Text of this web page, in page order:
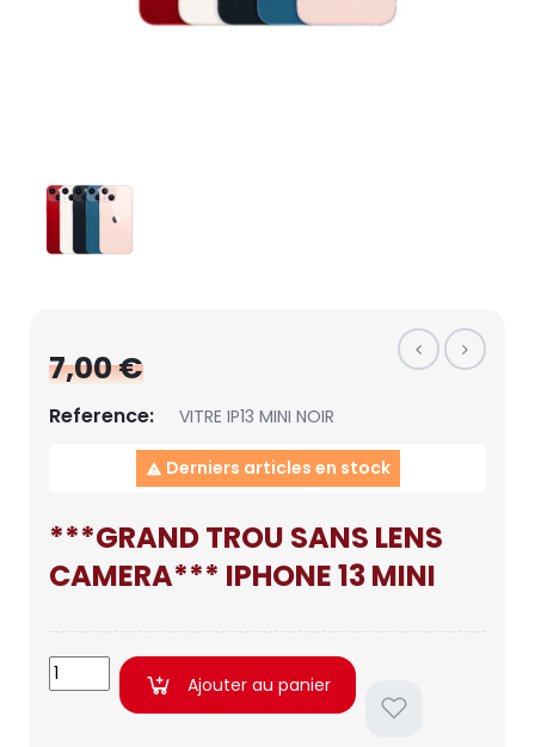
7,00 €
Reference: VITRE IP13 MINI NOIR
 Derniers articles en stock
***GRAND TROU SANS LENS
CAMERA*** IPHONE 13 MINI
Ajouter au panier